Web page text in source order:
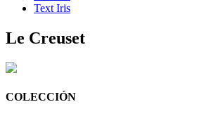
Text Iris
Le Creuset
COLECCIÓN